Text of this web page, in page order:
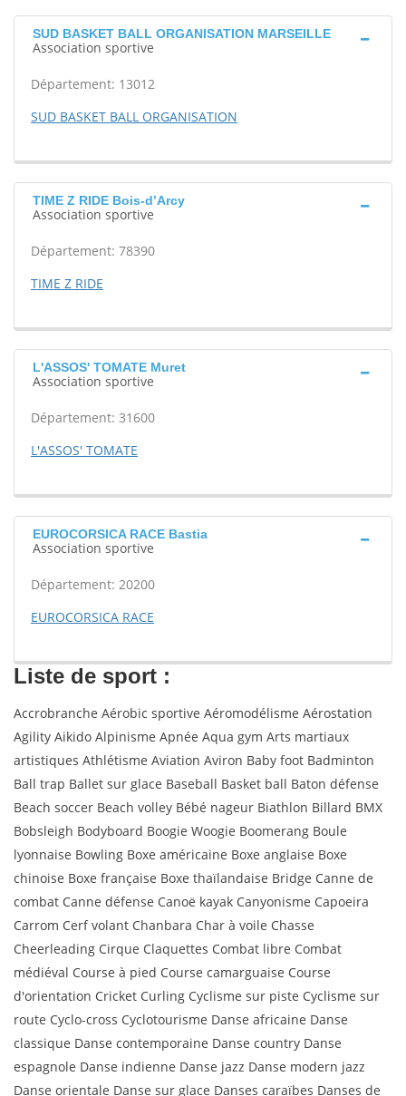
SUD BASKET BALL ORGANISATION MARSEILLE
Association sportive
Département: 13012
SUD BASKET BALL ORGANISATION
TIME Z RIDE Bois-d’Arcy
Association sportive
Département: 78390
TIME Z RIDE
L'ASSOS' TOMATE Muret
Association sportive
Département: 31600
L'ASSOS' TOMATE
EUROCORSICA RACE Bastia
Association sportive
Département: 20200
EUROCORSICA RACE
Liste de sport :
Accrobranche Aérobic sportive Aéromodélisme Aérostation
Agility Aikido Alpinisme Apnée Aqua gym Arts martiaux
artistiques Athlétisme Aviation Aviron Baby foot Badminton
Ball trap Ballet sur glace Baseball Basket ball Baton défense
Beach soccer Beach volley Bébé nageur Biathlon Billard BMX
Bobsleigh Bodyboard Boogie Woogie Boomerang Boule
lyonnaise Bowling Boxe américaine Boxe anglaise Boxe
chinoise Boxe française Boxe thaïlandaise Bridge Canne de
combat Canne défense Canoë kayak Canyonisme Capoeira
Carrom Cerf volant Chanbara Char à voile Chasse
Cheerleading Cirque Claquettes Combat libre Combat
médiéval Course à pied Course camarguaise Course
d'orientation Cricket Curling Cyclisme sur piste Cyclisme sur
route Cyclo-cross Cyclotourisme Danse africaine Danse
classique Danse contemporaine Danse country Danse
espagnole Danse indienne Danse jazz Danse modern jazz
Danse orientale Danse sur glace Danses caraïbes Danses de